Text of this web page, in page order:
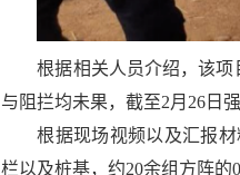
根据相关人员介绍，该
与阻拦均未果，截至2月26日
根据现场视频以及汇报
栏以及桩基，约20余组方阵的